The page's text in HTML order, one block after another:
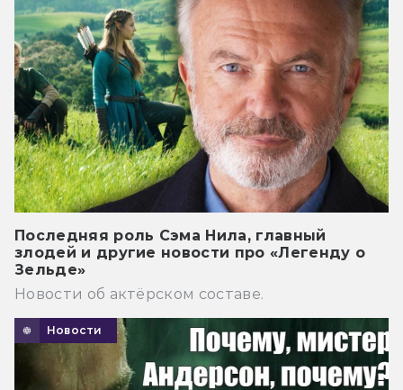
Последняя роль Сэма Нила, главный
злодей и другие новости про «Легенду о
Зельде»
Новости об актёрском составе.
Новости